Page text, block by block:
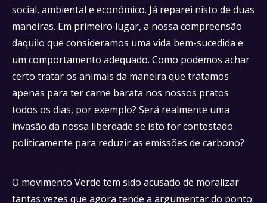
social, ambiental e económico. Já reparei nisto de duas
maneiras. Em primeiro lugar, a nossa compreensão
daquilo que consideramos uma vida bem-sucedida e
um comportamento adequado. Como podemos achar
certo tratar os animais da maneira que tratamos
apenas para ter carne barata nos nossos pratos
todos os dias, por exemplo? Será realmente uma
invasão da nossa liberdade se isto for contestado
politicamente para reduzir as emissões de carbono?
O movimento Verde tem sido acusado de moralizar
tantas vezes que agora tende a argumentar do ponto